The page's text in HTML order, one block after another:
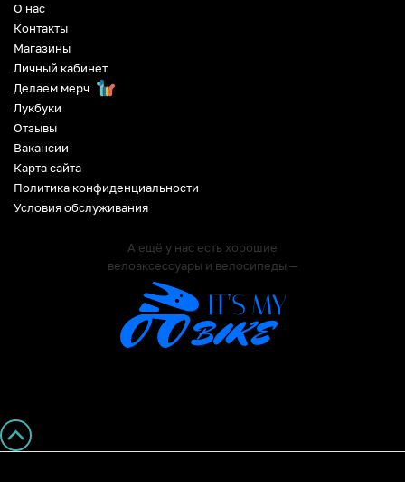
О нас
Контакты
Магазины
Личный кабинет
Делаем мерч
Лукбуки
Отзывы
Вакансии
Карта сайта
Политика конфиденциальности
Условия обслуживания
А ещё у нас есть хорошие
велоаксессуары и велосипеды —